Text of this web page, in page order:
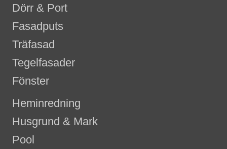
Dörr & Port
Fasadputs
Träfasad
Tegelfasader
Fönster
Heminredning
Husgrund & Mark
Pool